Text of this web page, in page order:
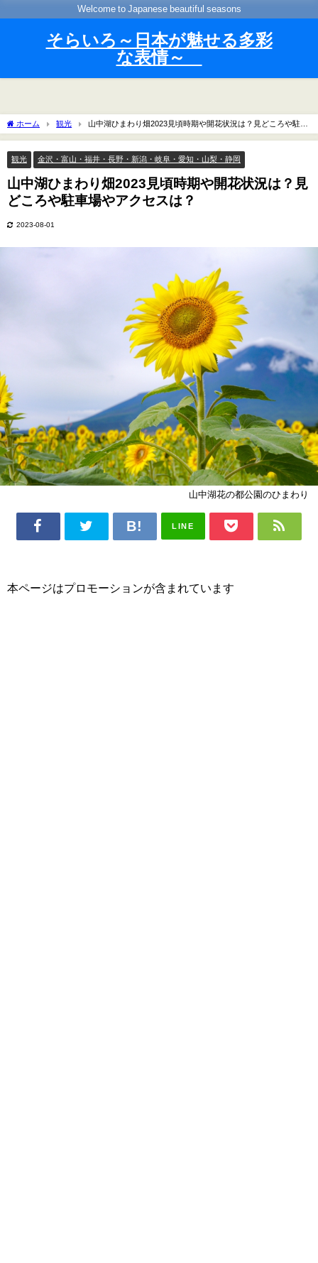
Welcome to Japanese beautiful seasons
そらいろ～日本が魅せる多彩
な表情～
ホーム 観光
山中湖ひまわり畑2023見頃時期や開花状況は？見どころや駐車
場やアクセスは？
観光 金沢・富山・福井・長野・新潟・岐阜・愛知・山梨・静岡
山中湖ひまわり畑2023見頃時期や開花状況は？見
どころや駐車場やアクセスは？
2023-08-01
山中湖花の都公園のひまわり
LINE
本ページはプロモーションが含まれています